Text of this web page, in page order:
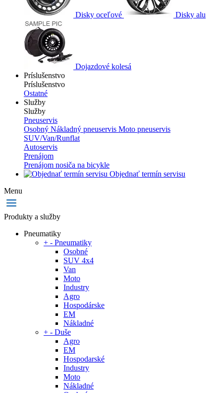
Disky oceľové Disky alu
Dojazdové kolesá
Príslušenstvo
Príslušenstvo
Ostatné
Služby
Služby
Pneuservis
Osobný Nákladný pneuservis Moto pneuservis
SUV/Van/Runflat
Autoservis
Prenájom
Prenájom nosiča na bicykle
Objednať termín servisu
Menu
Produkty a služby
Pneumatiky
+ - Pneumatiky
Osobné
SUV 4x4
Van
Moto
Industry
Agro
Hospodárske
EM
Nákladné
+ - Duše
Agro
EM
Hospodarské
Industry
Moto
Nákladné